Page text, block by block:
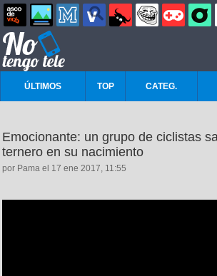
ÚLTIMOS TOP CATEG.
Emocionante: un grupo de ciclistas
ternero en su nacimiento
por Pama el 17 ene 2017, 11:55